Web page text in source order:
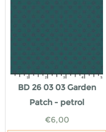
BD 26 03 03 Garden
Patch - petrol
€6,00